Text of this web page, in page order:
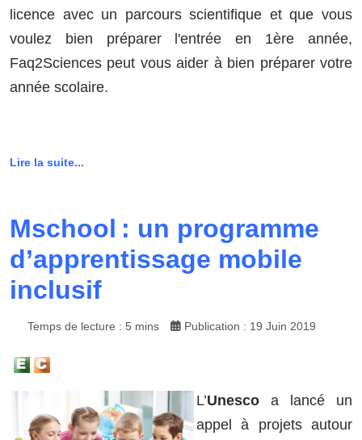
licence avec un parcours scientifique et que vous
voulez bien préparer l'entrée en 1ère année,
Faq2Sciences peut vous aider à bien préparer votre
année scolaire.
Lire la suite...
Mschool : un programme
d’apprentissage mobile
inclusif
Temps de lecture : 5 mins Publication : 19 Juin 2019
L’Unesco a lancé un
appel à projets autour